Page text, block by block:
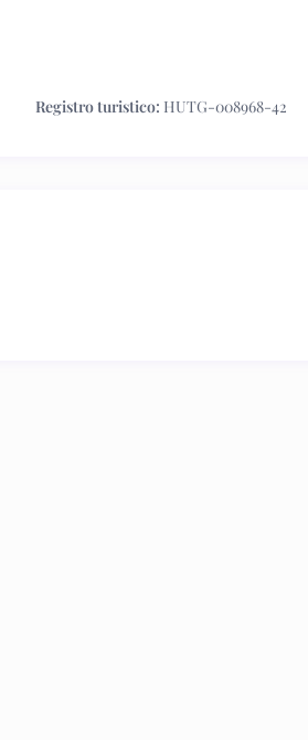
Registro turistico: HUTG-008968-42